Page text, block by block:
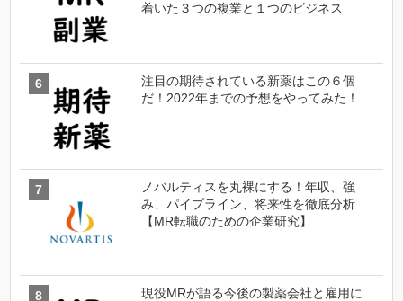
着いた３つの複業と１つのビジネス
注目の期待されている新薬はこの６個
だ！2022年までの予想をやってみた！
ノバルティスを丸裸にする！年収、強
み、パイプライン、将来性を徹底分析
【MR転職のための企業研究】
現役MRが語る今後の製薬会社と雇用に